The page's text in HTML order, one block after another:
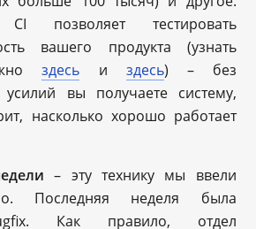
позволяет тестировать
вашего продукта (узнать
здесь и здесь) – без
усилий вы получаете систему,
насколько хорошо работает
– эту технику мы ввели
Последняя неделя была
Как правило, отдел